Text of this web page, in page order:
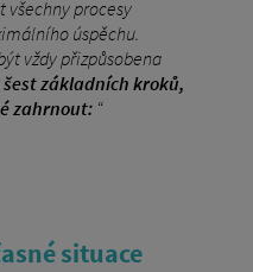
všechny procesy
úspěchu.
vždy přizpůsobena
šest základních kroků,
zahrnout:“
situace